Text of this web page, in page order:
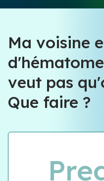
Ma voisine
veut pas
Que faire ?